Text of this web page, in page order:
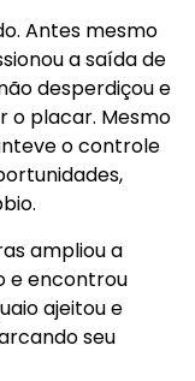
Antes mesmo
a saída de
desperdiçou e
o placar. Mesmo
o controle
ampliou a
e encontrou
ajeitou e
seu